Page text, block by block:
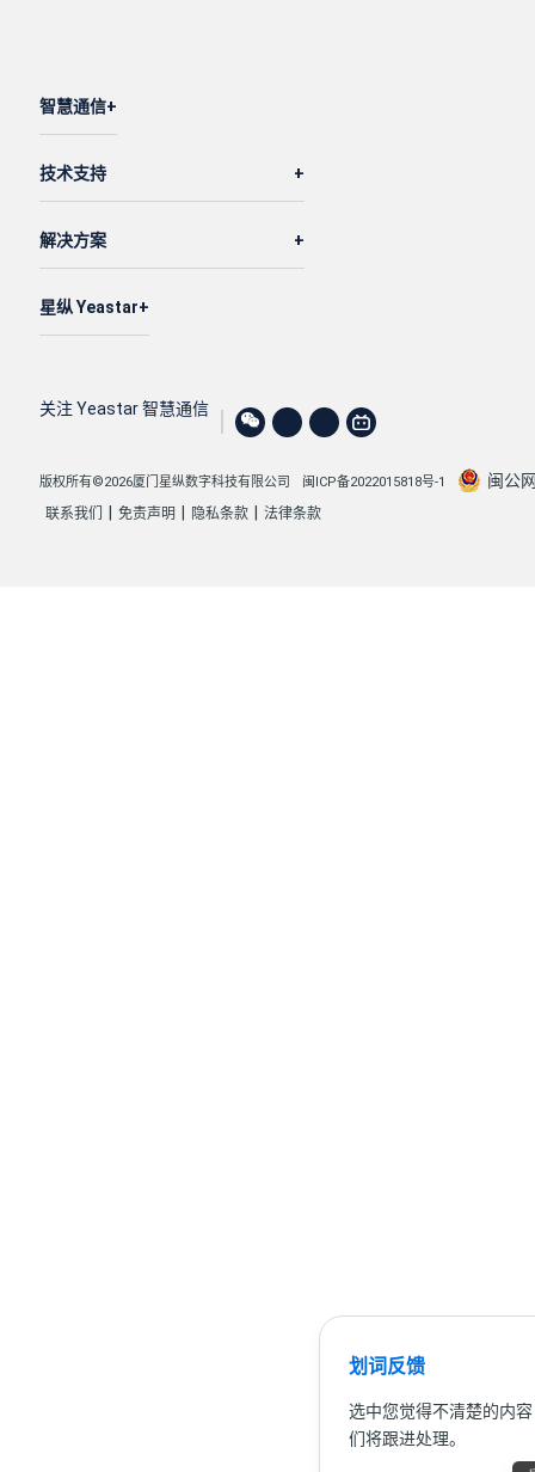
划词反馈
选中您觉得不清楚的内
们将跟进处理。
智慧通信
技术支持
解决方案
星纵 Yeastar
关注 Yeastar 智慧通信
版权所有©2026厦门星纵数字科技有限公司 闽ICP备2022015818号-1 闽公
联系我们 免责声明 隐私条款 法律条款